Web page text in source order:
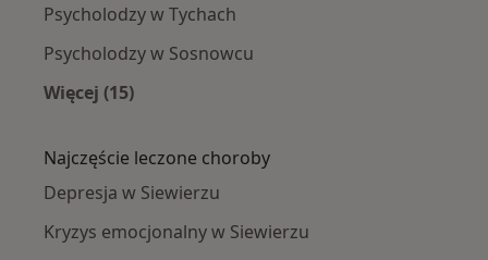
Psycholodzy w Tychach
Psycholodzy w Sosnowcu
Więcej (15)
Najczęście leczone choroby
Depresja w Siewierzu
Kryzys emocjonalny w Siewierzu